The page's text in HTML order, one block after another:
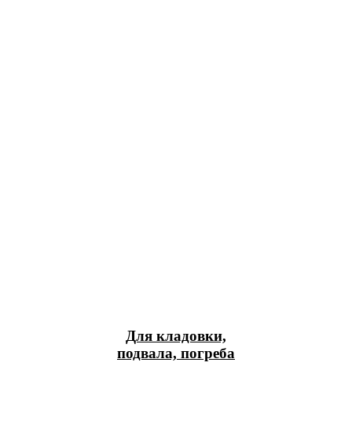
Для кладовки,
подвала, погреба